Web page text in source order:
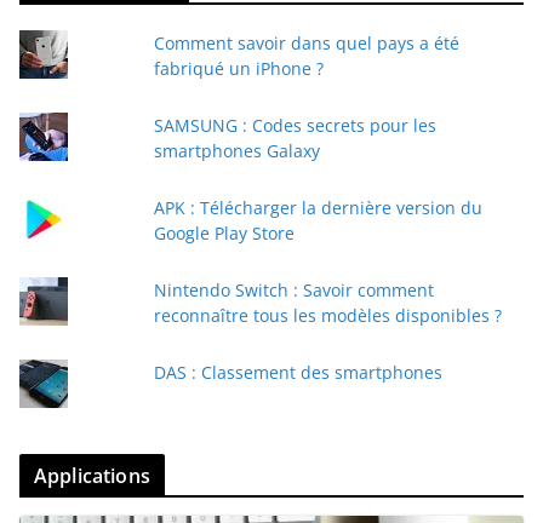
Comment savoir dans quel pays a été
fabriqué un iPhone ?
SAMSUNG : Codes secrets pour les
smartphones Galaxy
APK : Télécharger la dernière version du
Google Play Store
Nintendo Switch : Savoir comment
reconnaître tous les modèles disponibles ?
DAS : Classement des smartphones
Applications